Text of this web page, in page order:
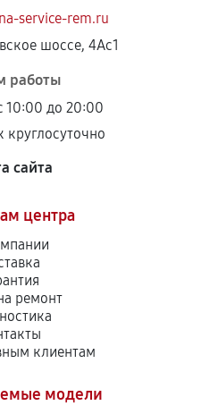
service-rem.ru
шоссе, 4Ас1
работы
10:00 до 20:00
круглосуточно
сайта
центра
ремонт
клиентам
модели